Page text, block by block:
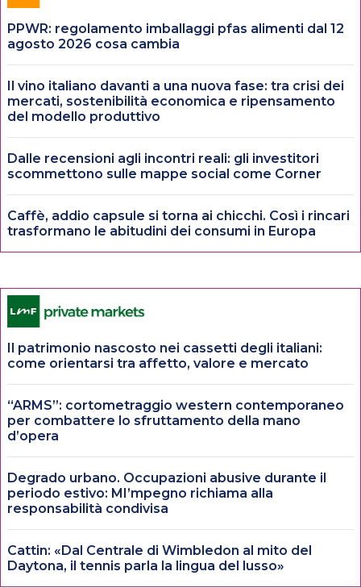
PPWR: regolamento imballaggi pfas alimenti dal 12
agosto 2026 cosa cambia
Il vino italiano davanti a una nuova fase: tra crisi dei
mercati, sostenibilità economica e ripensamento
del modello produttivo
Dalle recensioni agli incontri reali: gli investitori
scommettono sulle mappe social come Corner
Caffè, addio capsule si torna ai chicchi. Così i rincari
trasformano le abitudini dei consumi in Europa
Il patrimonio nascosto nei cassetti degli italiani:
come orientarsi tra affetto, valore e mercato
“ARMS”: cortometraggio western contemporaneo
per combattere lo sfruttamento della mano
d’opera
Degrado urbano. Occupazioni abusive durante il
periodo estivo: MI’mpegno richiama alla
responsabilità condivisa
Cattin: «Dal Centrale di Wimbledon al mito del
Daytona, il tennis parla la lingua del lusso»